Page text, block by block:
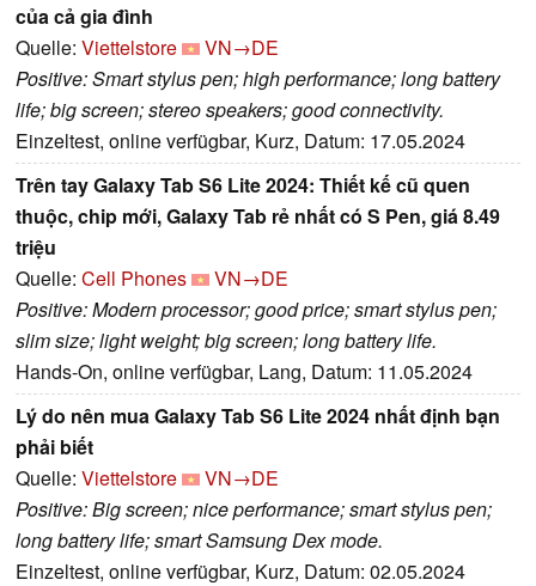
của cả gia đình
Quelle: Viettelstore
VN→DE
Positive: Smart stylus pen; high performance; long battery
life; big screen; stereo speakers; good connectivity.
Einzeltest, online verfügbar, Kurz, Datum: 17.05.2024
Trên tay Galaxy Tab S6 Lite 2024: Thiết kế cũ quen
thuộc, chip mới, Galaxy Tab rẻ nhất có S Pen, giá 8.49
triệu
Quelle: Cell Phones
VN→DE
Positive: Modern processor; good price; smart stylus pen;
slim size; light weight; big screen; long battery life.
Hands-On, online verfügbar, Lang, Datum: 11.05.2024
Lý do nên mua Galaxy Tab S6 Lite 2024 nhất định bạn
phải biết
Quelle: Viettelstore
VN→DE
Positive: Big screen; nice performance; smart stylus pen;
long battery life; smart Samsung Dex mode.
Einzeltest, online verfügbar, Kurz, Datum: 02.05.2024